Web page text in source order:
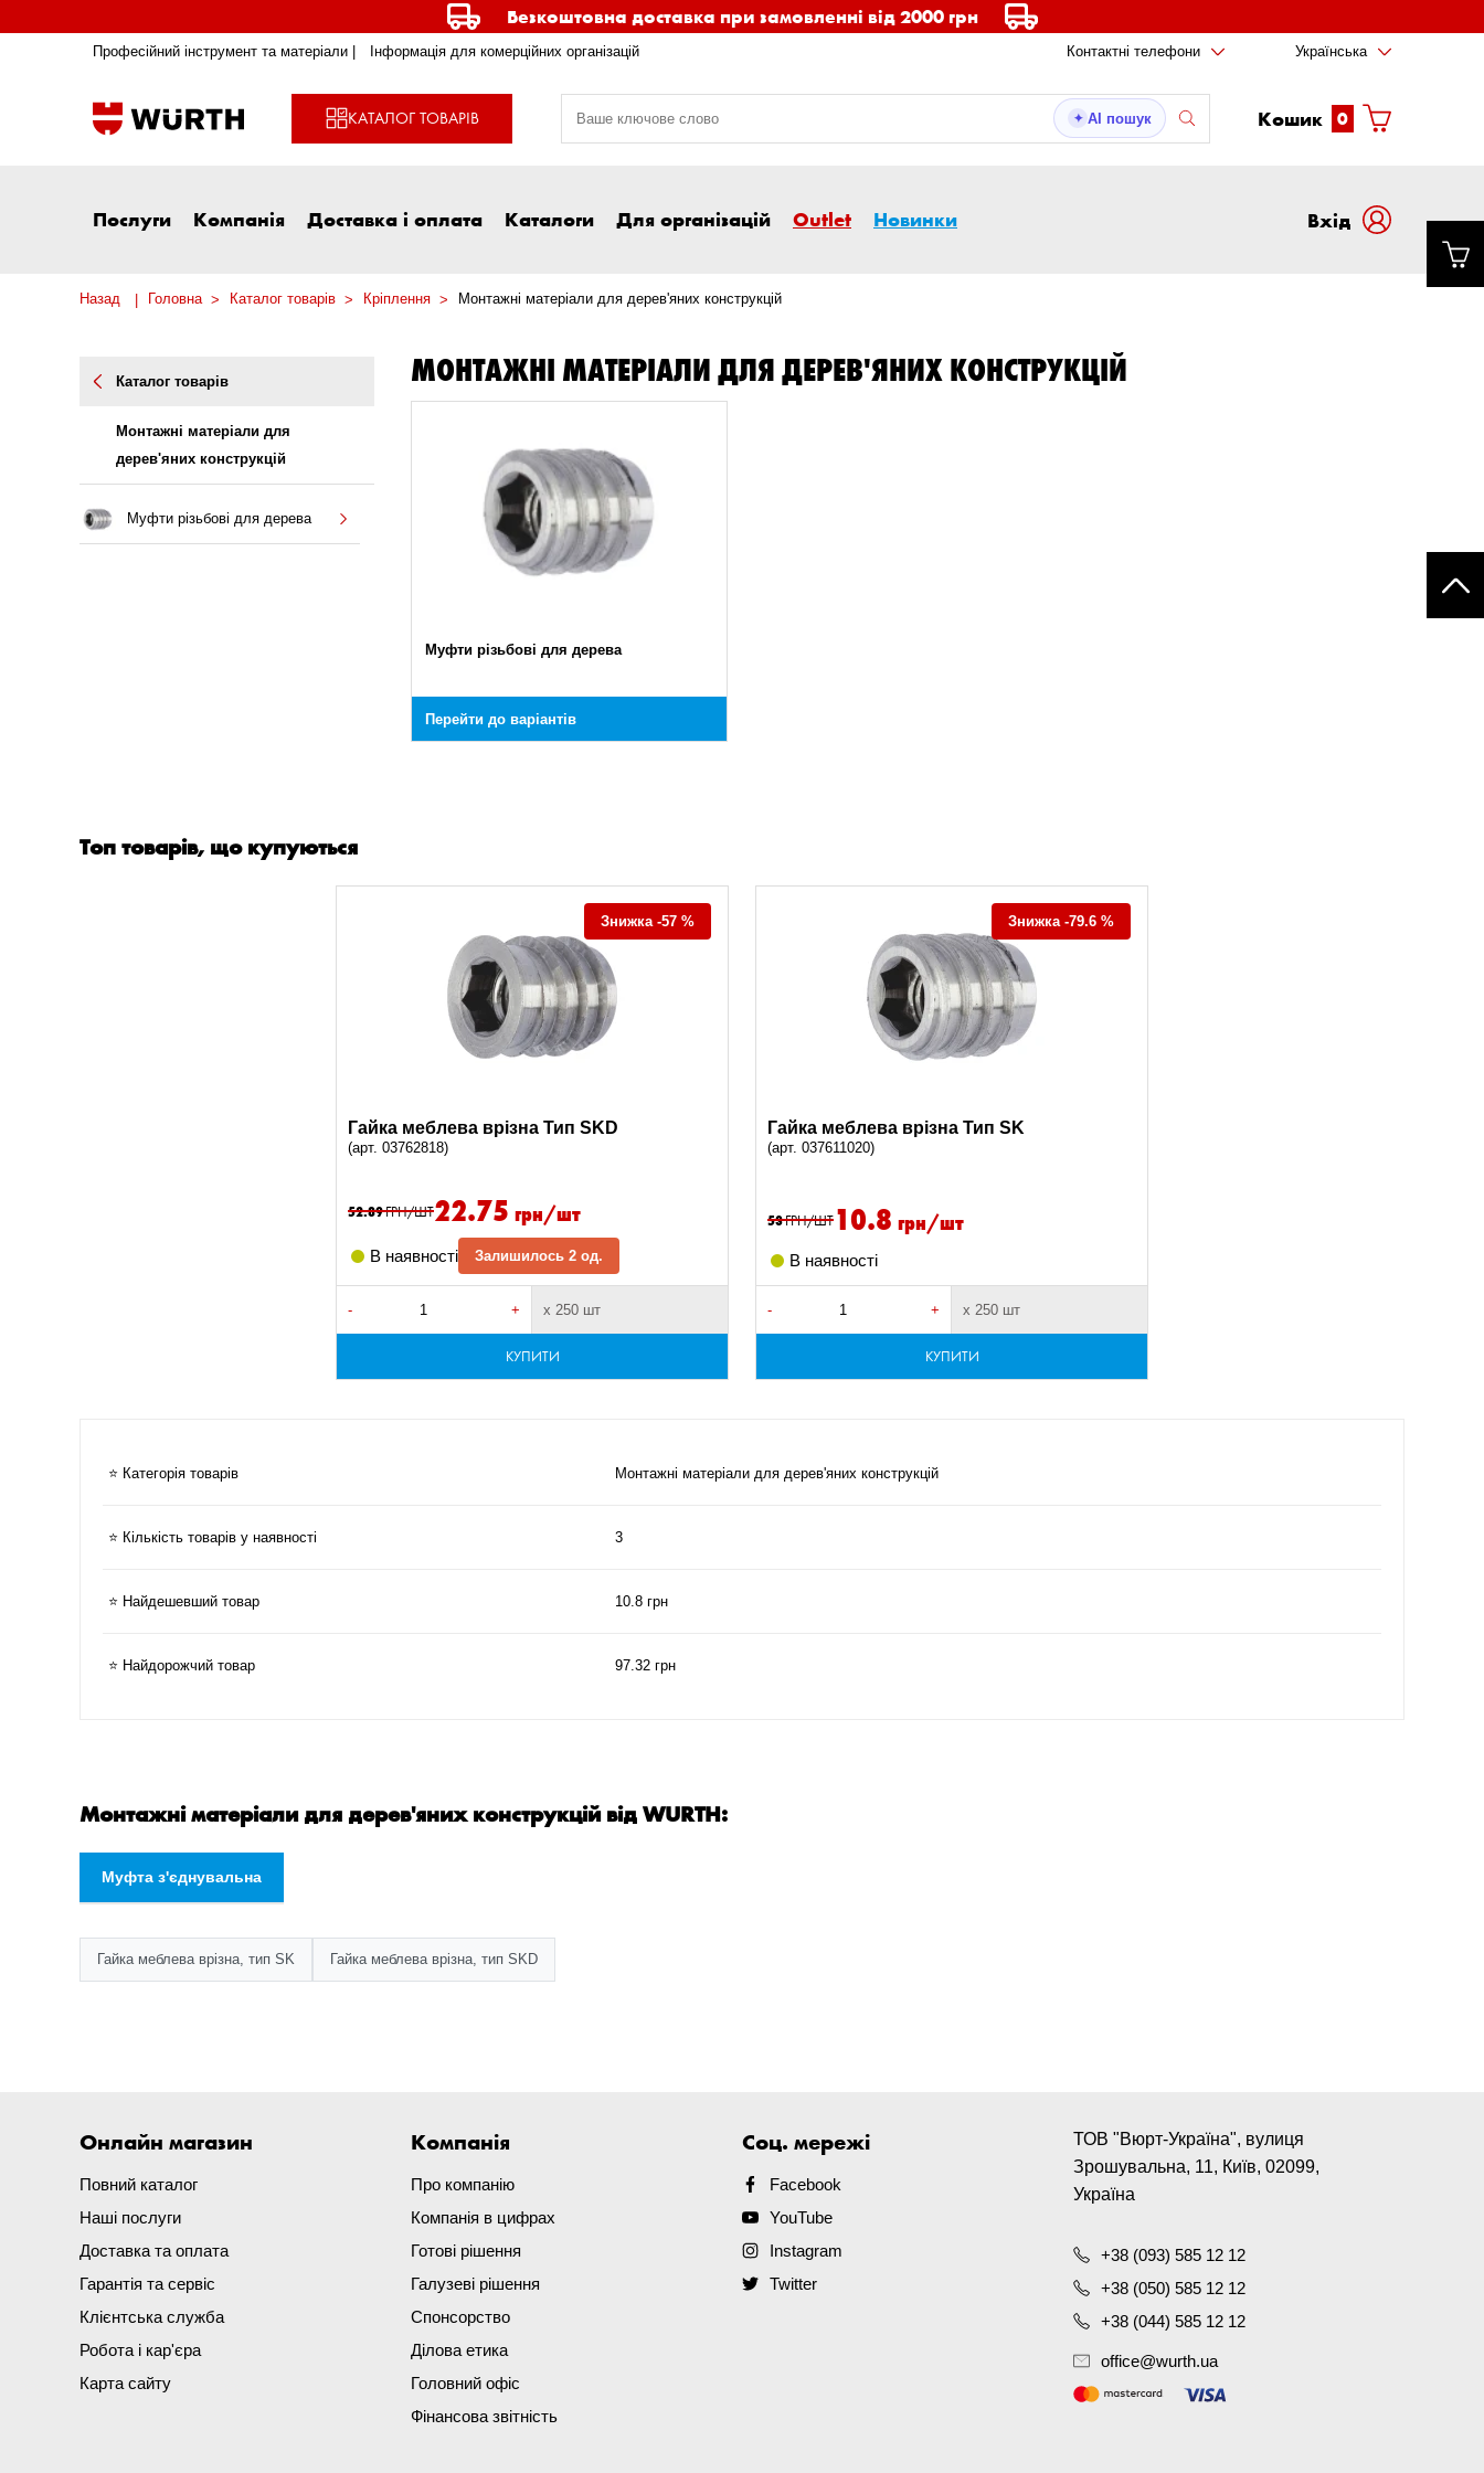
Безкоштовна доставка при замовленні від 2000 грн
Професійний інструмент та матеріали | Інформація для комерційних організацій Контактні телефони Українська
КАТАЛОГ ТОВАРІВ ✦ AI пошук Кошик 0
Послуги Компанія Доставка і оплата Каталоги Для організацій Outlet Новинки Вxід
Назад Головна Каталог товарів Кріплення Монтажні матеріали для дерев'яних конструкцій
Каталог товарів
Монтажні матеріали для
дерев'яних конструкцій
Муфти різьбові для дерева
МОНТАЖНІ МАТЕРІАЛИ ДЛЯ ДЕРЕВ'ЯНИХ КОНСТРУКЦІЙ
Муфти різьбові для дерева
Перейти до варіантів
Топ товарів, що купуються
Знижка -57 %
Гайка меблева врізна Тип SKD
(арт. 03762818)
52.89ГРН/ШТ22.75 грн/шт
В наявності Залишилось 2 од.
- + х 250 шт
КУПИТИ
Знижка -79.6 %
Гайка меблева врізна Тип SK
(арт. 037611020)
53ГРН/ШТ10.8 грн/шт
В наявності
- + х 250 шт
КУПИТИ
⭐ Категорія товарів Монтажні матеріали для дерев'яних конструкцій
⭐ Кількість товарів у наявності 3
⭐ Найдешевший товар 10.8 грн
⭐ Найдорожчий товар 97.32 грн
Монтажні матеріали для дерев'яних конструкцій від WURTH:
Муфта з'єднувальна
Гайка меблева врізна, тип SK Гайка меблева врізна, тип SKD
Онлайн магазин
Повний каталог
Наші послуги
Доставка та оплата
Гарантія та сервіс
Клієнтська служба
Робота і кар'єра
Карта сайту
Компанія
Про компанію
Компанія в цифрах
Готові рішення
Галузеві рішення
Спонсорство
Ділова етика
Головний офіс
Фінансова звітність
Соц. мережі
Facebook
YouTube
Instagram
Twitter
ТОВ "Вюрт-Україна", вулиця
Зрошувальна, 11, Київ, 02099,
Україна
+38 (093) 585 12 12
+38 (050) 585 12 12
+38 (044) 585 12 12
office@wurth.ua